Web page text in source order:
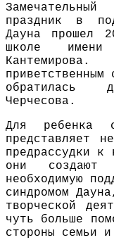
праздник в
Дауна прошел
школе
обратилась
Черчесова.
Для ребенка
представляет
предрассудки к
они создают
необходимую
синдромом
творческой
чуть больше
стороны семьи